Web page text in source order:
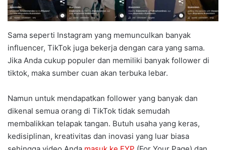
Sama seperti Instagram yang memunculkan banyak
influencer, TikTok juga bekerja dengan cara yang sama.
Jika Anda cukup populer dan memiliki banyak follower di
tiktok, maka sumber cuan akan terbuka lebar.
Namun untuk mendapatkan follower yang banyak dan
dikenal semua orang di TikTok tidak semudah
membalikkan telapak tangan. Butuh usaha yang keras,
kedisiplinan, kreativitas dan inovasi yang luar biasa